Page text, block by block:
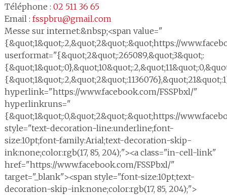
Téléphone : 02 511 36 65
Email : fsspbru@gmail.com
Messe sur internet:&nbsp;<span value="
{&quot;1&quot;:2,&quot;2&quot;:&quot;https://
userformat="{&quot;2&quot;:265089,&quot;3&quot;:
hyperlink="https://www.facebook.com/FSSPbxl/"
hyperlinkruns="
{&quot;1&quot;:0,&quot;2&quot;:&quot;https://
style="text-decoration-line:underline;font-
size:10pt;font-family:Arial;text-decoration-skip-
ink:none;color:rgb(17, 85, 204);"><a class="in-cell-link"
href="https://www.facebook.com/FSSPbxl/"
target="_blank"><span style="font-size:10pt;text-
decoration-skip-ink:none;color:rgb(17, 85, 204);">